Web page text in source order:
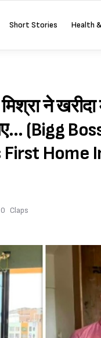
Short Stories Health
ने
(Bigg
First Home
0 Claps